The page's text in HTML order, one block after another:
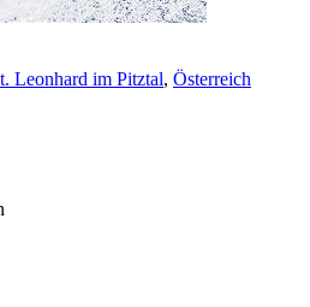
Leonhard im Pitztal, Österreich